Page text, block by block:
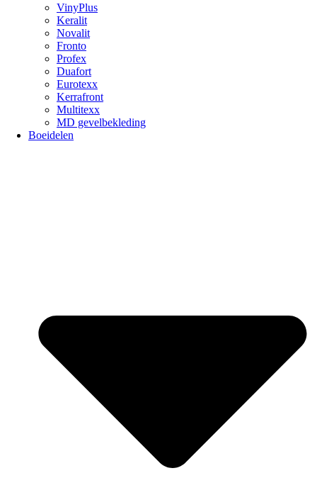
VinyPlus
Keralit
Novalit
Fronto
Profex
Duafort
Eurotexx
Kerrafront
Multitexx
MD gevelbekleding
Boeidelen